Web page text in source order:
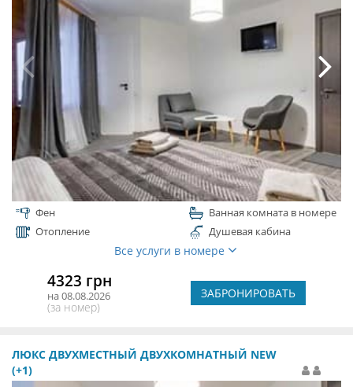
Фен
Ванная комната в номере
Отопление
Душевая кабина
Все услуги в номере
4323 грн
на 08.08.2026
(за номер)
ЗАБРОНИРОВАТЬ
ЛЮКС ДВУХМЕСТНЫЙ ДВУХКОМНАТНЫЙ NEW
(+1)